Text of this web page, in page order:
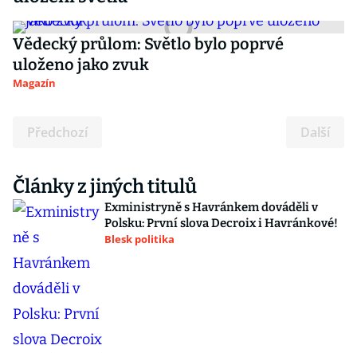
Vědecký průlom: Světlo bylo poprvé
uloženo jako zvuk
Magazín
Předchozí Další
Články z jiných titulů
Exministryně s Havránkem dováděli v
Polsku: První slova Decroix i Havránkové!
Blesk politika